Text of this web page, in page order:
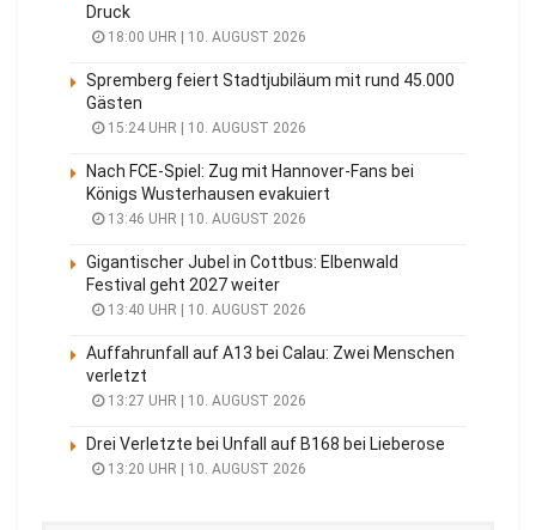
Druck
18:00 UHR | 10. AUGUST 2026
Spremberg feiert Stadtjubiläum mit rund 45.000
Gästen
15:24 UHR | 10. AUGUST 2026
Nach FCE-Spiel: Zug mit Hannover-Fans bei
Königs Wusterhausen evakuiert
13:46 UHR | 10. AUGUST 2026
Gigantischer Jubel in Cottbus: Elbenwald
Festival geht 2027 weiter
13:40 UHR | 10. AUGUST 2026
Auffahrunfall auf A13 bei Calau: Zwei Menschen
verletzt
13:27 UHR | 10. AUGUST 2026
Drei Verletzte bei Unfall auf B168 bei Lieberose
13:20 UHR | 10. AUGUST 2026